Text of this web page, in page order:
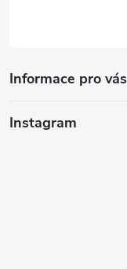
Informace pro vás
Instagram